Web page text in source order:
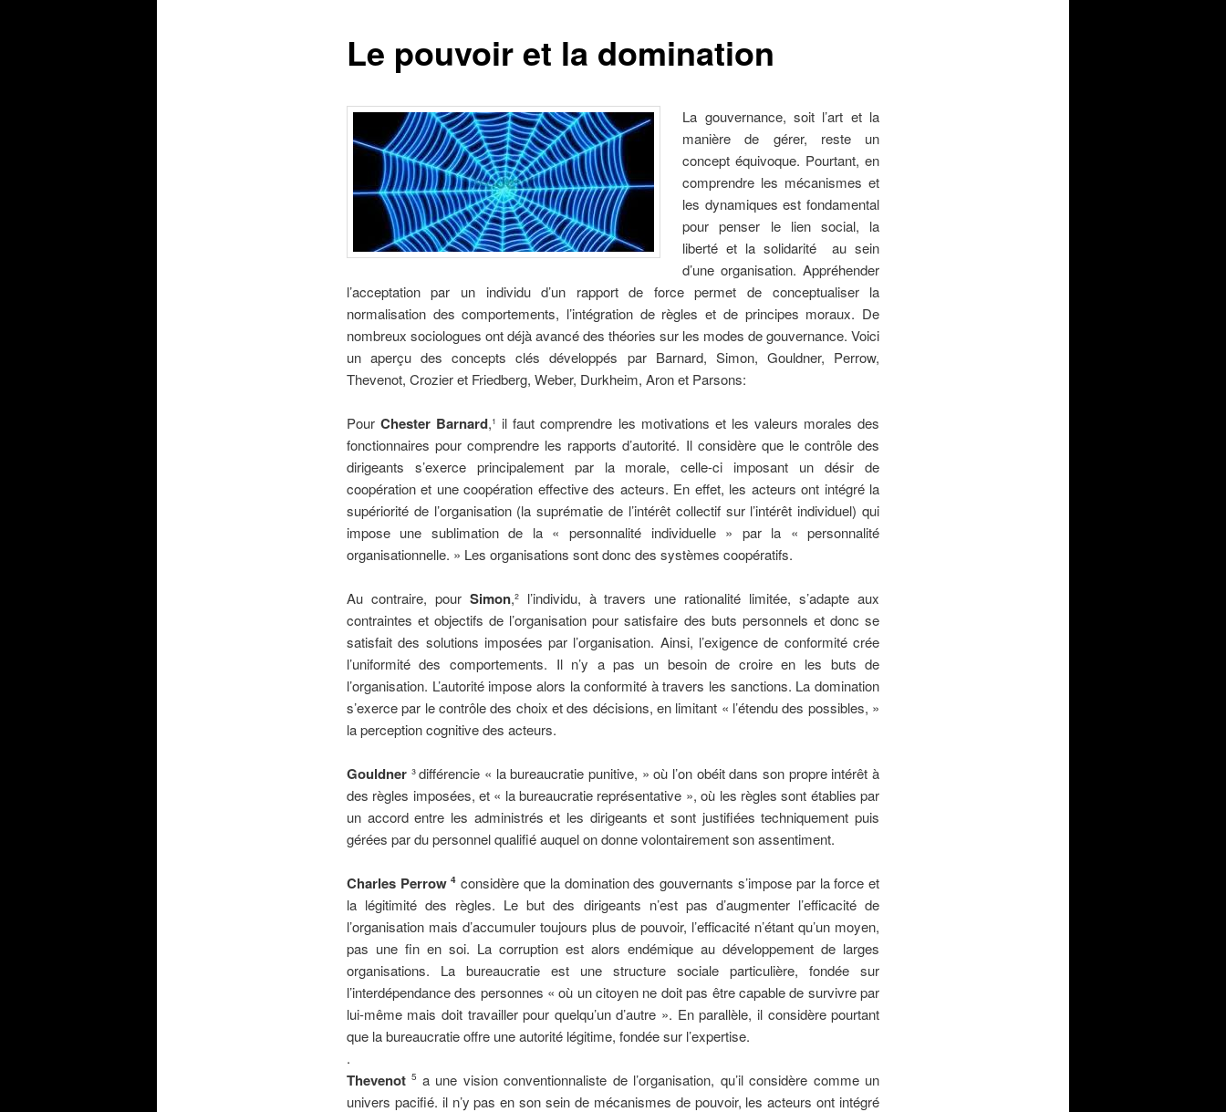
Le pouvoir et la domination
La gouvernance, soit l’art et la
manière de gérer, reste un
concept équivoque. Pourtant, en
comprendre les mécanismes et
les dynamiques est fondamental
pour penser le lien social, la
liberté et la solidarité au sein
d’une organisation. Appréhender
l’acceptation par un individu d’un rapport de force permet de conceptualiser la
normalisation des comportements, l’intégration de règles et de principes moraux. De
nombreux sociologues ont déjà avancé des théories sur les modes de gouvernance. Voici
un aperçu des concepts clés développés par Barnard, Simon, Gouldner, Perrow,
Thevenot, Crozier et Friedberg, Weber, Durkheim, Aron et Parsons:
Pour Chester Barnard,¹ il faut comprendre les motivations et les valeurs morales des
fonctionnaires pour comprendre les rapports d’autorité. Il considère que le contrôle des
dirigeants s’exerce principalement par la morale, celle-ci imposant un désir de
coopération et une coopération effective des acteurs. En effet, les acteurs ont intégré la
supériorité de l’organisation (la suprématie de l’intérêt collectif sur l’intérêt individuel) qui
impose une sublimation de la « personnalité individuelle » par la « personnalité
organisationnelle. » Les organisations sont donc des systèmes coopératifs.
Au contraire, pour Simon,² l’individu, à travers une rationalité limitée, s’adapte aux
contraintes et objectifs de l’organisation pour satisfaire des buts personnels et donc se
satisfait des solutions imposées par l’organisation. Ainsi, l’exigence de conformité crée
l’uniformité des comportements. Il n’y a pas un besoin de croire en les buts de
l’organisation. L’autorité impose alors la conformité à travers les sanctions. La domination
s’exerce par le contrôle des choix et des décisions, en limitant « l’étendu des possibles, »
la perception cognitive des acteurs.
Gouldner³différencie « la bureaucratie punitive, » où l’on obéit dans son propre intérêt à
des règles imposées, et « la bureaucratie représentative », où les règles sont établies par
un accord entre les administrés et les dirigeants et sont justifiées techniquement puis
gérées par du personnel qualifié auquel on donne volontairement son assentiment.
Charles Perrow4 considère que la domination des gouvernants s’impose par la force et
la légitimité des règles. Le but des dirigeants n’est pas d’augmenter l’efficacité de
l’organisation mais d’accumuler toujours plus de pouvoir, l’efficacité n’étant qu’un moyen,
pas une fin en soi. La corruption est alors endémique au développement de larges
organisations. La bureaucratie est une structure sociale particulière, fondée sur
l’interdépendance des personnes « où un citoyen ne doit pas être capable de survivre par
lui-même mais doit travailler pour quelqu’un d’autre ». En parallèle, il considère pourtant
que la bureaucratie offre une autorité légitime, fondée sur l’expertise.
.
Thevenot5 a une vision conventionnaliste de l’organisation, qu’il considère comme un
univers pacifié. il n’y pas en son sein de mécanismes de pouvoir, les acteurs ont intégré